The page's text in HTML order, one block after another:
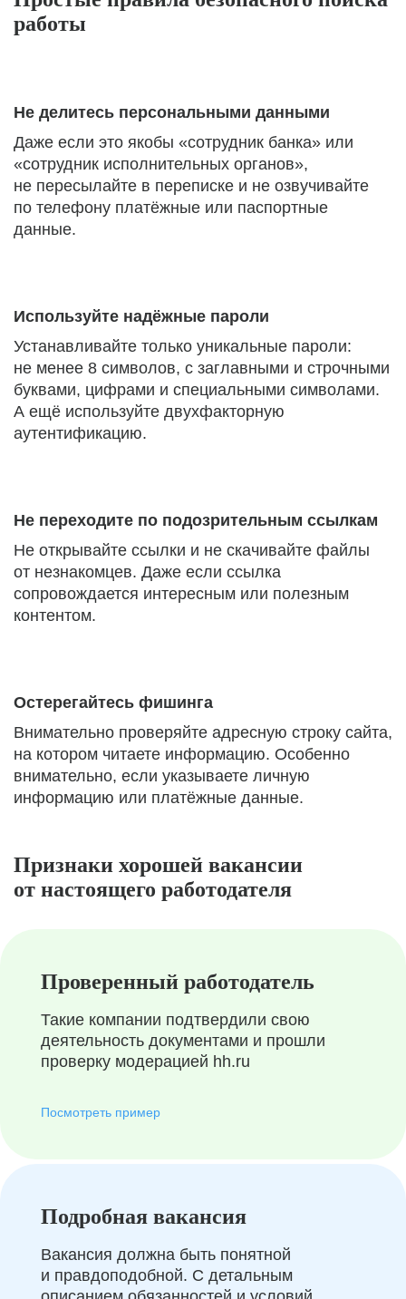
работы
Не делитесь персональными данными
Даже если это якобы «сотрудник банка» или
«сотрудник исполнительных органов»,
не пересылайте в переписке и не озвучивайте
по телефону платёжные или паспортные
данные.
Используйте надёжные пароли
Устанавливайте только уникальные пароли:
не менее 8 символов, с заглавными и строчными
буквами, цифрами и специальными символами.
А ещё используйте двухфакторную
аутентификацию.
Не переходите по подозрительным ссылкам
Не открывайте ссылки и не скачивайте файлы
от незнакомцев. Даже если ссылка
сопровождается интересным или полезным
контентом.
Остерегайтесь фишинга
Внимательно проверяйте адресную строку сайта,
на котором читаете информацию. Особенно
внимательно, если указываете личную
информацию или платёжные данные.
Признаки хорошей вакансии
от настоящего работодателя
Проверенный работодатель
Такие компании подтвердили свою
деятельность документами и прошли
проверку модерацией hh.ru
Посмотреть пример
Подробная вакансия
Вакансия должна быть понятной
и правдоподобной. С детальным